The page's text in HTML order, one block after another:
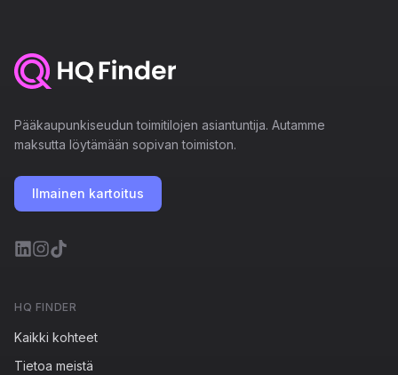
Pääkaupunkiseudun toimitilojen asiantuntija. Autamme
maksutta löytämään sopivan toimiston.
Ilmainen kartoitus
HQ FINDER
Kaikki kohteet
Tietoa meistä